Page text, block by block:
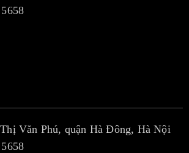
Văn Phú, quận Hà Đông, Hà Nội